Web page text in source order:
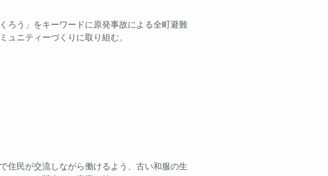
ろう」をキーワードに原発事故による全町避難
ュニティーづくりに取り組む。
住民が交流しながら働けるよう、古い和服の生